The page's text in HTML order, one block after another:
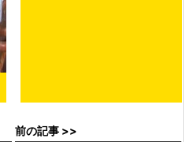
前の記事 >>